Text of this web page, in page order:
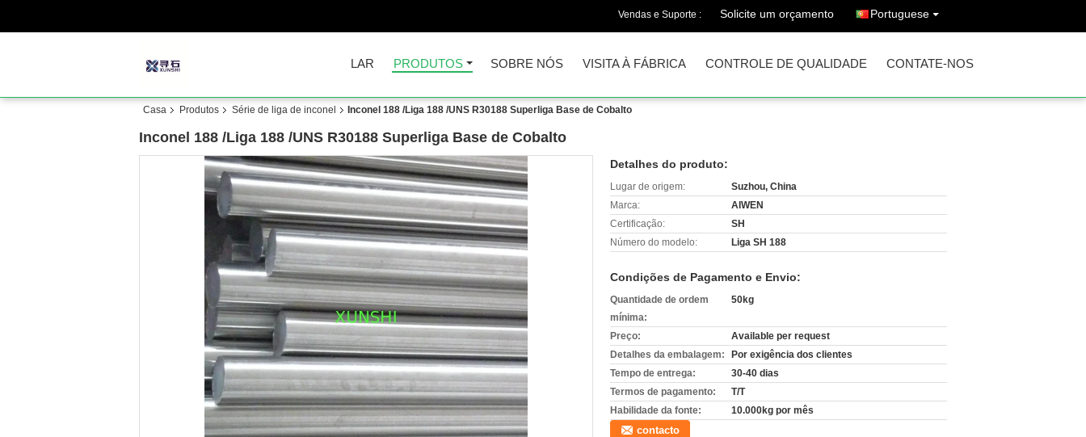
Vendas e Suporte : Solicite um orçamento Portuguese
LAR PRODUTOS SOBRE NÓS VISITA À FÁBRICA CONTROLE DE QUALIDADE CONTATE-NOS
Casa Produtos Série de liga de inconel Inconel 188 /Liga 188 /UNS R30188 Superliga Base de Cobalto
Inconel 188 /Liga 188 /UNS R30188 Superliga Base de Cobalto
Detalhes do produto:
Lugar de origem:
Suzhou, China
Marca:
AIWEN
Certificação:
SH
Número do modelo:
Liga SH 188
Condições de Pagamento e Envio:
Quantidade de ordem
mínima:
50kg
Preço:
Available per request
Detalhes da embalagem:
Por exigência dos clientes
Tempo de entrega:
30-40 dias
Termos de pagamento:
T/T
Habilidade da fonte:
10.000kg por mês
contacto